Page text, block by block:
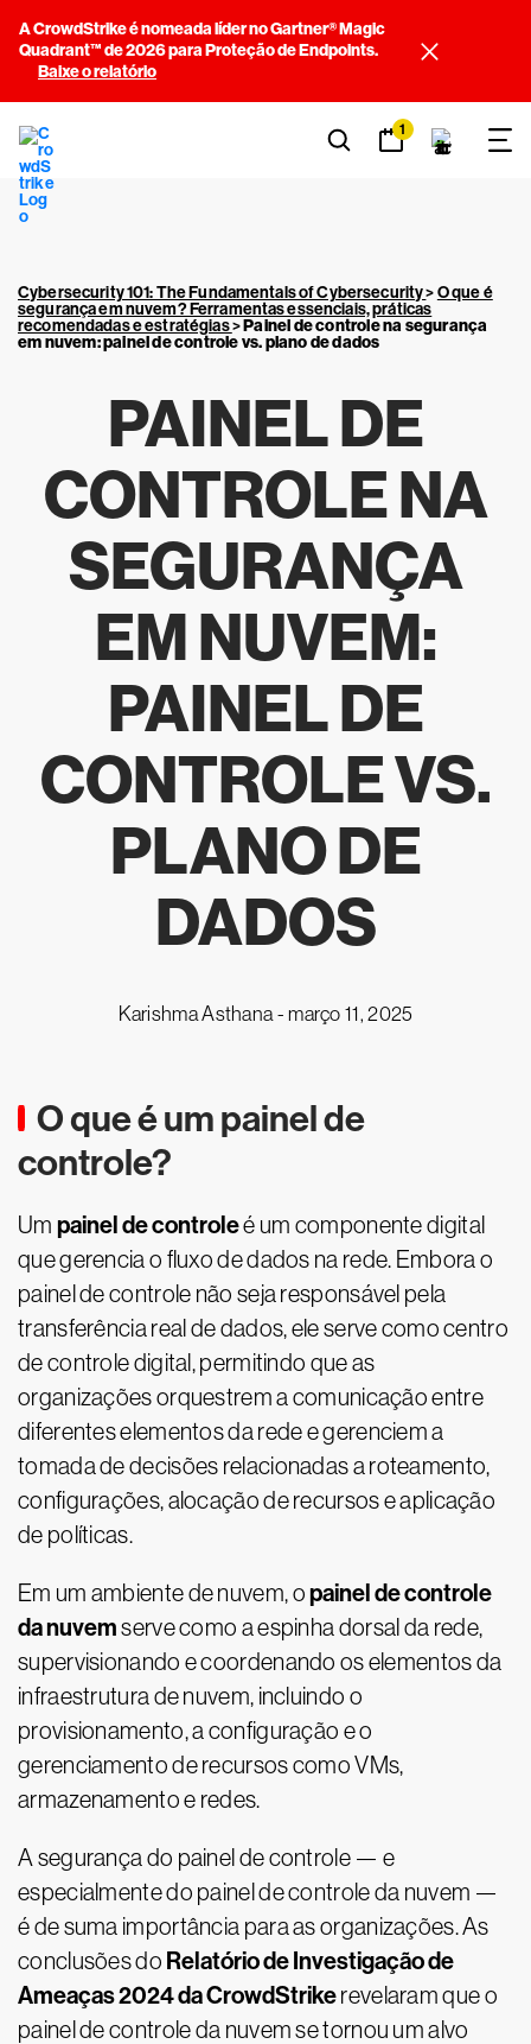
A CrowdStrike é nomeada líder no Gartner® Magic
Quadrant™ de 2026 para Proteção de Endpoints.
Baixe o relatório
1
Cybersecurity 101: The Fundamentals of Cybersecurity>O que é
segurança em nuvem? Ferramentas essenciais, práticas
recomendadas e estratégias>Painel de controle na segurança
em nuvem: painel de controle vs. plano de dados
PAINEL DE
CONTROLE NA
SEGURANÇA
EM NUVEM:
PAINEL DE
CONTROLE VS.
PLANO DE
DADOS
Karishma Asthana -março 11, 2025
O que é um painel de
controle?
Um painel de controleé um componente digital
que gerencia o fluxo de dados na rede. Embora o
painel de controle não seja responsável pela
transferência real de dados, ele serve como centro
de controle digital, permitindo que as
organizações orquestrem a comunicação entre
diferentes elementos da rede e gerenciem a
tomada de decisões relacionadas a roteamento,
configurações, alocação de recursos e aplicação
de políticas.
Em um ambiente de nuvem, opainel de controle
da nuvemserve como a espinha dorsal da rede,
supervisionando e coordenando os elementos da
infraestrutura de nuvem, incluindo o
provisionamento, a configuração e o
gerenciamento de recursos como VMs,
armazenamento e redes.
A segurança do painel de controle — e
especialmente do painel de controle da nuvem —
é de suma importância para as organizações. As
conclusões do Relatório de Investigação de
Ameaças 2024 da CrowdStrikerevelaram que o
painel de controle da nuvem se tornou um alvo